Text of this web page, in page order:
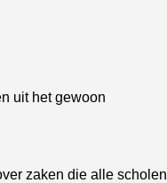
uit het gewoon
zaken die alle scholen